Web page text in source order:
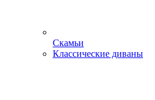
Скамьи
Классические диваны